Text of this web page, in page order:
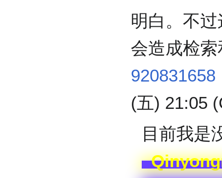
明白。不
会造成检
920831658
(五) 21:05
目前我是